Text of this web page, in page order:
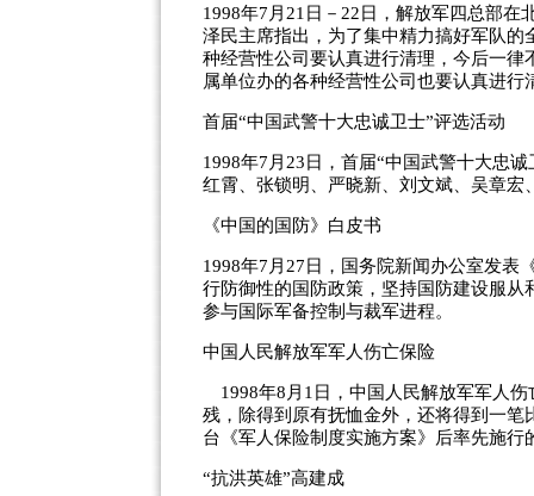
1998年7月21日－22日，解放军四总部
泽民主席指出，为了集中精力搞好军队
种经营性公司要认真进行清理，今后一
属单位办的各种经营性公司也要认真进
首届“中国武警十大忠诚卫士”评选活动
1998年7月23日，首届“中国武警十大忠
红霄、张锁明、严晓新、刘文斌、吴章宏
《中国的国防》白皮书
1998年7月27日，国务院新闻办公室发表
行防御性的国防政策，坚持国防建设服
参与国际军备控制与裁军进程。
中国人民解放军军人伤亡保险
1998年8月1日，中国人民解放军军人
残，除得到原有抚恤金外，还将得到一
台《军人保险制度实施方案》后率先施行
“抗洪英雄”高建成